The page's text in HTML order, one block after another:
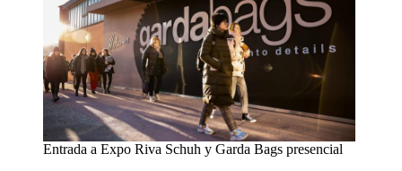
Entrada a Expo Riva Schuh y Garda Bags presencial